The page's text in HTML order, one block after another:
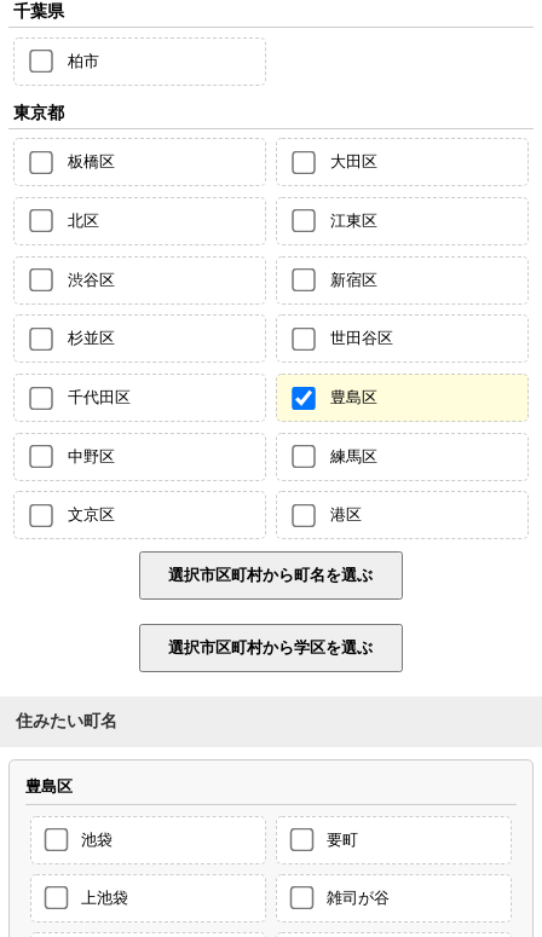
千葉県
柏市
東京都
板橋区 大田区
北区 江東区
渋谷区 新宿区
杉並区 世田谷区
千代田区 豊島区
中野区 練馬区
文京区 港区
住みたい町名
豊島区
池袋 要町
上池袋 雑司が谷